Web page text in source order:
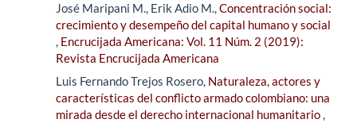
José Maripani M., Erik Adio M.,Concentración social:
crecimiento y desempeño del capital humano y social
, Encrucijada Americana: Vol. 11 Núm. 2 (2019):
Revista Encrucijada Americana
Luis Fernando Trejos Rosero, Naturaleza, actores y
características del conflicto armado colombiano: una
mirada desde el derecho internacional humanitario,